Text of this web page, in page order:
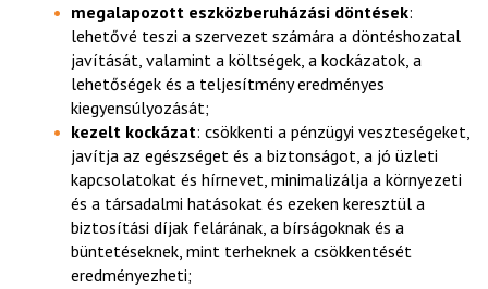
megalapozott eszközberuházási döntések:
lehetővé teszi a szervezet számára a döntéshozatal
javítását, valamint a költségek, a kockázatok, a
lehetőségek és a teljesítmény eredményes
kiegyensúlyozását;
kezelt kockázat: csökkenti a pénzügyi veszteségeket,
javítja az egészséget és a biztonságot, a jó üzleti
kapcsolatokat és hírnevet, minimalizálja a környezeti
és a társadalmi hatásokat és ezeken keresztül a
biztosítási díjak felárának, a bírságoknak és a
büntetéseknek, mint terheknek a csökkentését
eredményezheti;